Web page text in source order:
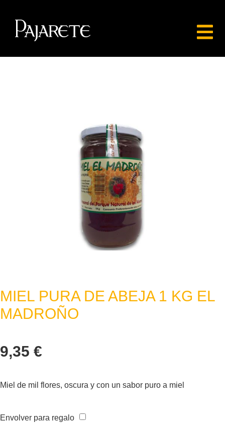
MIEL PURA DE ABEJA 1 KG EL
MADROÑO
9,35 €
Miel de mil flores, oscura y con un sabor puro a miel
Envolver para regalo